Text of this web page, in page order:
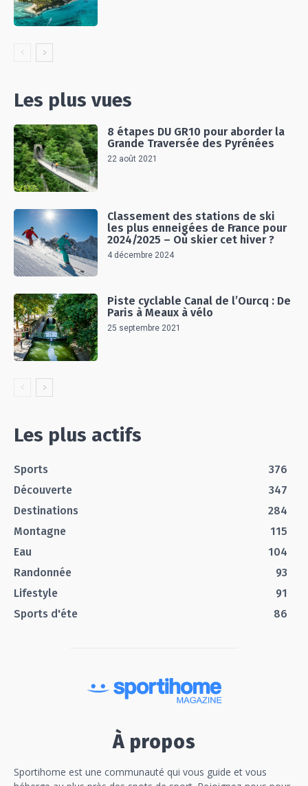
Les plus vues
8 étapes DU GR10 pour aborder la
Grande Traversée des Pyrénées
22 août 2021
Classement des stations de ski
les plus enneigées de France pour
2024/2025 – Où skier cet hiver ?
4 décembre 2024
Piste cyclable Canal de l’Ourcq : De
Paris à Meaux à vélo
25 septembre 2021
Les plus actifs
Sports
376
Découverte
347
Destinations
284
Montagne
115
Eau
104
Randonnée
93
Lifestyle
91
Sports d'éte
86
À propos
Sportihome est une communauté qui vous guide et vous